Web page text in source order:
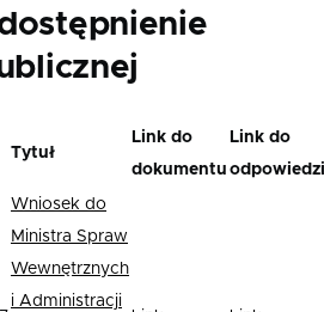
rosnąco
Tytuł
Link do
dokumentu
Link do
odpowiedzi
Wniosek do
Ministra Spraw
Wewnętrznych
i Administracji